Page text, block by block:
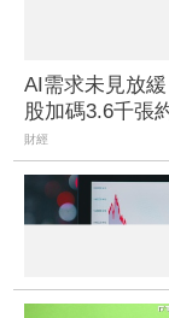
AI需求未見放
股加碼3.6千張
財經